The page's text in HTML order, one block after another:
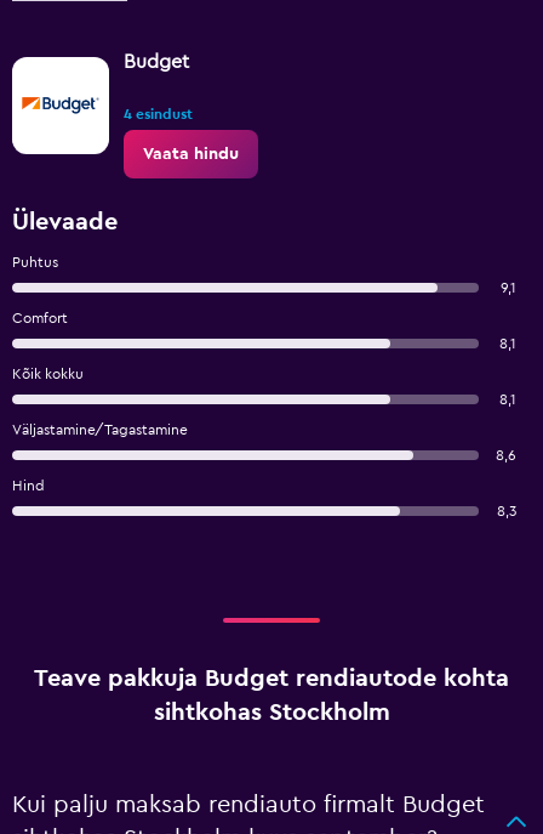
Budget
4 esindust
Vaata hindu
Ülevaade
Puhtus
9,1
Comfort
8,1
Kõik kokku
8,1
Väljastamine/Tagastamine
8,6
Hind
8,3
Teave pakkuja Budget rendiautode kohta
sihtkohas Stockholm
Kui palju maksab rendiauto firmalt Budget